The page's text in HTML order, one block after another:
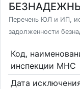
Перечень ЮЛ и ИП,
задолженности
Код,
инспекции МНС
Дата